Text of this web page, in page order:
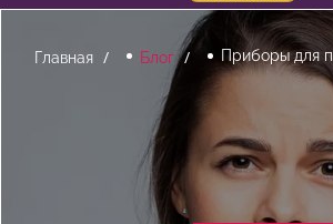
Главная Блог Приборы для